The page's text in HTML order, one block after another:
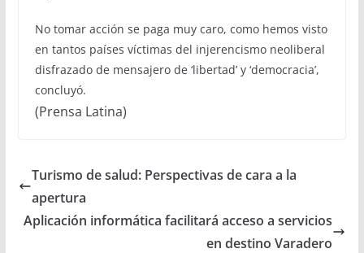
No tomar acción se paga muy caro, como hemos visto
en tantos países víctimas del injerencismo neoliberal
disfrazado de mensajero de ‘libertad’ y ‘democracia’,
concluyó.
(Prensa Latina)
Turismo de salud: Perspectivas de cara a la
apertura
Aplicación informática facilitará acceso a servicios
en destino Varadero